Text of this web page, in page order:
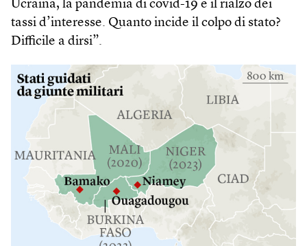
Ucraina, la pandemia di covid-19 e il rialzo dei
tassi d’interesse. Quanto incide il colpo di stato?
Difficile a dirsi”.